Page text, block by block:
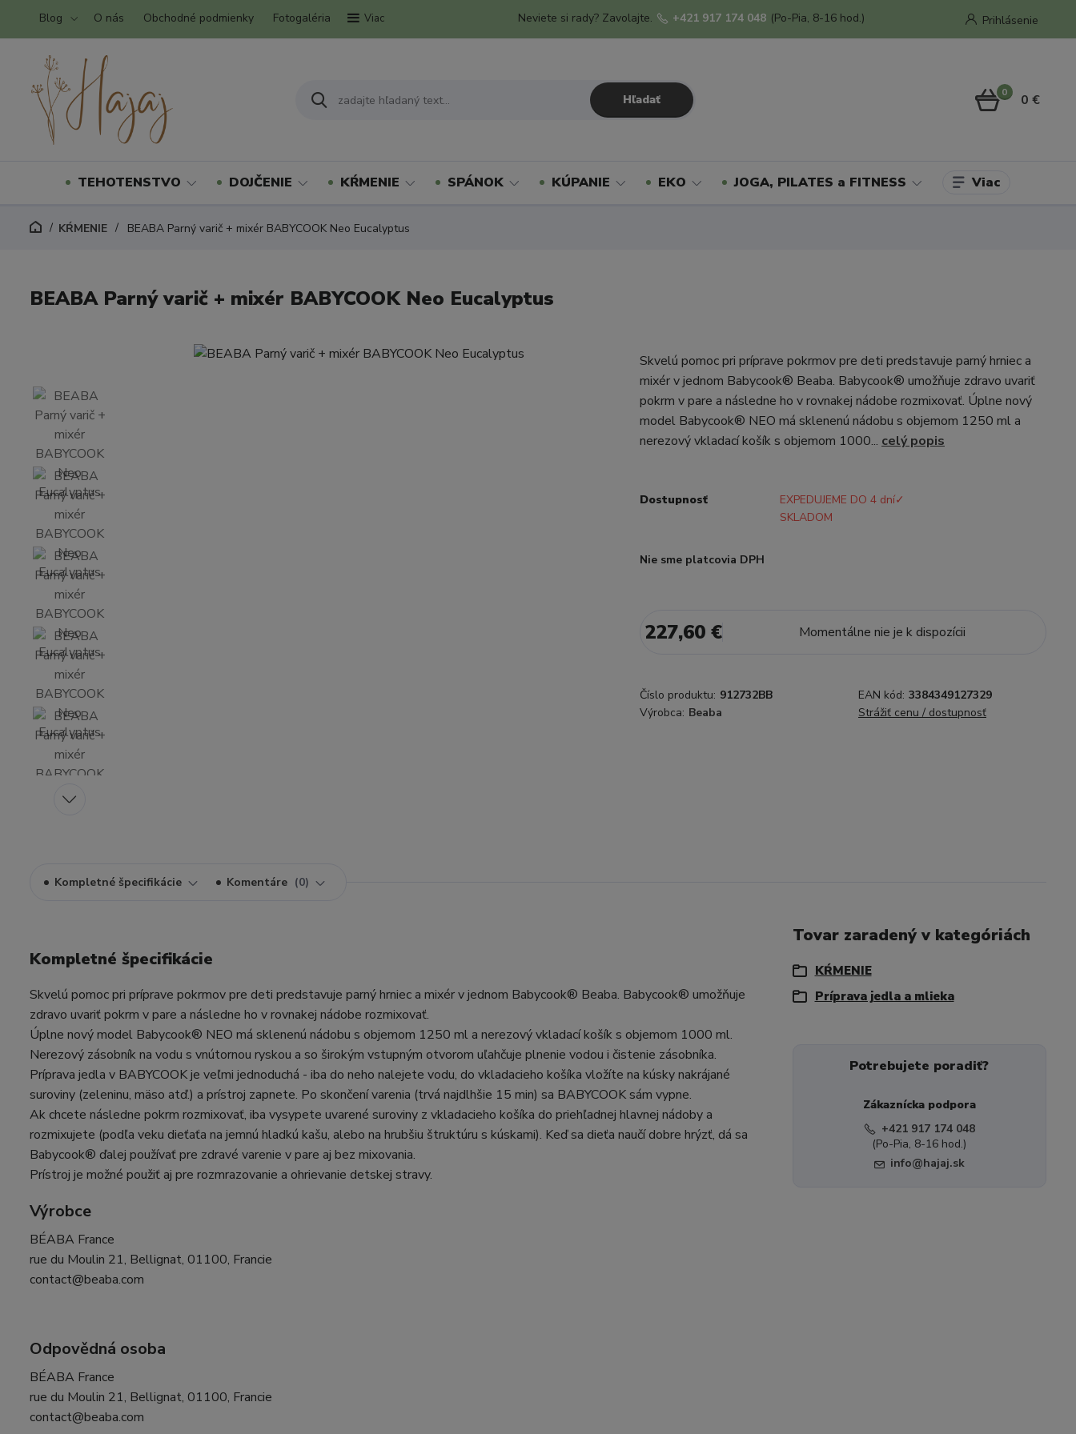
Blog O nás Obchodné podmienky Fotogaléria Viac Prihlásenie
Hľadať
Neviete si rady? Zavolajte. +421 917 174 048 (Po-Pia, 8-16 hod.)
0 0 €
TEHOTENSTVO DOJČENIE KŔMENIE SPÁNOK KÚPANIE EKO JOGA, PILATES a FITNESS Viac
KŔMENIE BEABA Parný varič + mixér BABYCOOK Neo Eucalyptus
BEABA Parný varič + mixér BABYCOOK Neo Eucalyptus
Skvelú pomoc pri príprave pokrmov pre deti predstavuje parný hrniec a
mixér v jednom Babycook® Beaba. Babycook® umožňuje zdravo uvariť
pokrm v pare a následne ho v rovnakej nádobe rozmixovať. Úplne nový
model Babycook® NEO má sklenenú nádobu s objemom 1250 ml a
nerezový vkladací košík s objemom 1000... celý popis
Dostupnosť
EXPEDUJEME DO 4 dní✓
SKLADOM
Nie sme platcovia DPH
227,60 € Momentálne nie je k dispozícii
Číslo produktu: 912732BB EAN kód: 3384349127329
Výrobca: Beaba Strážiť cenu / dostupnosť
Kompletné špecifikácie Komentáre 0
Kompletné špecifikácie
Skvelú pomoc pri príprave pokrmov pre deti predstavuje parný hrniec a mixér v jednom Babycook® Beaba. Babycook® umožňuje
zdravo uvariť pokrm v pare a následne ho v rovnakej nádobe rozmixovať.
Úplne nový model Babycook® NEO má sklenenú nádobu s objemom 1250 ml a nerezový vkladací košík s objemom 1000 ml.
Nerezový zásobník na vodu s vnútornou ryskou a so širokým vstupným otvorom uľahčuje plnenie vodou i čistenie zásobníka.
Príprava jedla v BABYCOOK je veľmi jednoduchá - iba do neho nalejete vodu, do vkladacieho košíka vložíte na kúsky nakrájané
suroviny (zeleninu, mäso atď.) a prístroj zapnete. Po skončení varenia (trvá najdlhšie 15 min) sa BABYCOOK sám vypne.
Ak chcete následne pokrm rozmixovať, iba vysypete uvarené suroviny z vkladacieho košíka do priehľadnej hlavnej nádoby a
rozmixujete (podľa veku dieťaťa na jemnú hladkú kašu, alebo na hrubšiu štruktúru s kúskami). Keď sa dieťa naučí dobre hrýzť, dá sa
Babycook® ďalej používať pre zdravé varenie v pare aj bez mixovania.
Prístroj je možné použiť aj pre rozmrazovanie a ohrievanie detskej stravy.
Výrobce
BÉABA France
rue du Moulin 21, Bellignat, 01100, Francie
contact@beaba.com
Odpovědná osoba
BÉABA France
rue du Moulin 21, Bellignat, 01100, Francie
contact@beaba.com
Tovar zaradený v kategóriách
KŔMENIE
Príprava jedla a mlieka
Potrebujete poradiť?
Zákaznícka podpora
+421 917 174 048
(Po-Pia, 8-16 hod.)
info@hajaj.sk